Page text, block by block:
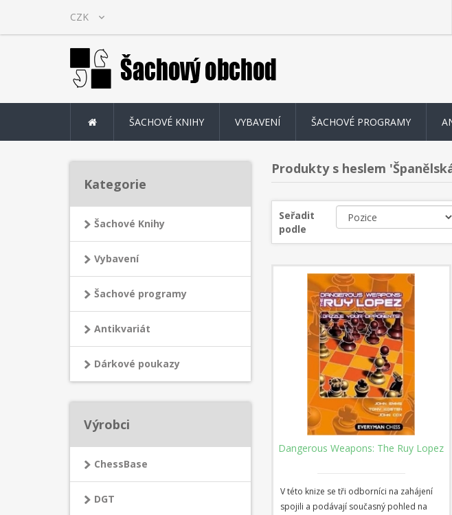
ŠACHOVÉ KNIHY VYBAVENÍ ŠACHOVÉ PROGRAMY
Produkty s heslem
Seřadit
podle
Dangerous Weapons: The Ruy Lopez
V této knize se tři odborníci na zahájení
spojili a podávají současný pohled na
Kategorie
Šachové Knihy
Vybavení
Šachové programy
Antikvariát
Dárkové poukazy
Výrobci
ChessBase
DGT